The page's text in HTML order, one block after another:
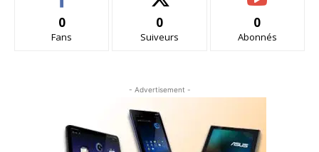
0
Fans
0
Suiveurs
0
Abonnés
- Advertisement -